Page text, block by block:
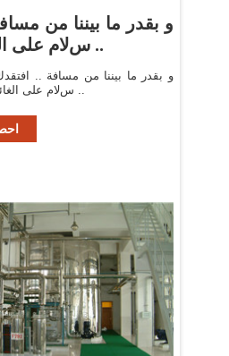
و بقدر ما بيننا من
.. سﻻم على
سﻻم على الغائبين حتى .. يعودوا ..